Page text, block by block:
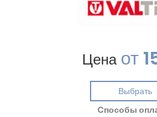
Ценаот
Выбрать
Cпособы